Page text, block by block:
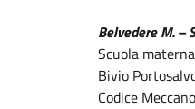
Belvedere M. –
Scuola
Bivio
Codice